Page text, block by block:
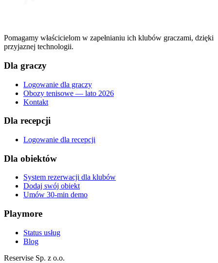
Pomagamy właścicielom w zapełnianiu ich klubów graczami, dzięki
przyjaznej technologii.
Dla graczy
Logowanie dla graczy
Obozy tenisowe — lato 2026
Kontakt
Dla recepcji
Logowanie dla recepcji
Dla obiektów
System rezerwacji dla klubów
Dodaj swój obiekt
Umów 30-min demo
Playmore
Status usług
Blog
Reservise Sp. z o.o.